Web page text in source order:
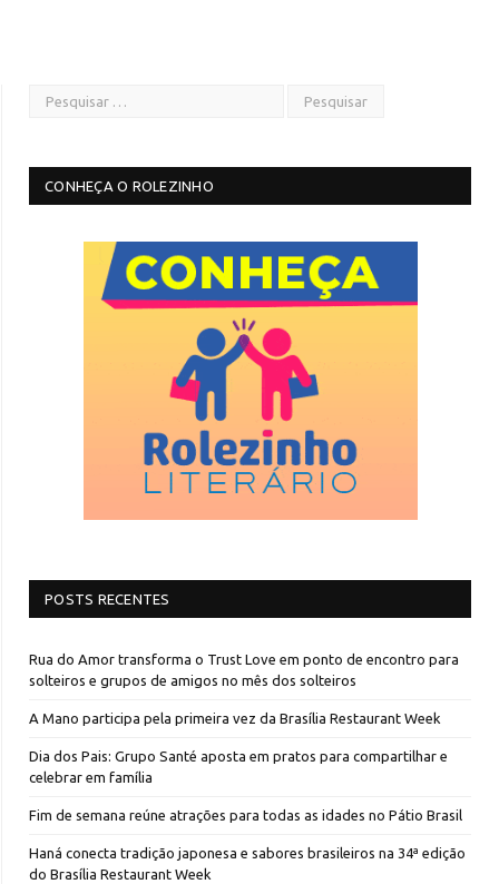
CONHEÇA O ROLEZINHO
POSTS RECENTES
Rua do Amor transforma o Trust Love em ponto de encontro para
solteiros e grupos de amigos no mês dos solteiros
A Mano participa pela primeira vez da Brasília Restaurant Week
Dia dos Pais: Grupo Santé aposta em pratos para compartilhar e
celebrar em família
Fim de semana reúne atrações para todas as idades no Pátio Brasil
Haná conecta tradição japonesa e sabores brasileiros na 34ª edição
do Brasília Restaurant Week